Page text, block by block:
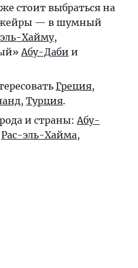
стоит выбраться на
— в шумный
Хайму,
Абу-Даби и
Греция,
, Турция.
и страны:Абу-
Рас-эль-Хайма,